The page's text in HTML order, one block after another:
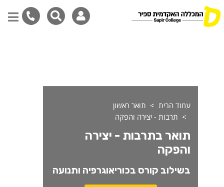
עמוד הבית
תואר ראשון
תרבות - יצירה והפקה
תואר בתרבות - יצירה
והפקה
בשילוב קורס בכוריאוגרפיה ותנועה